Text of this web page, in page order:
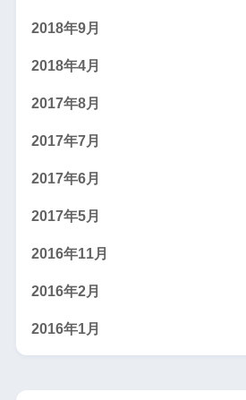
2018年9月
2018年4月
2017年8月
2017年7月
2017年6月
2017年5月
2016年11月
2016年2月
2016年1月